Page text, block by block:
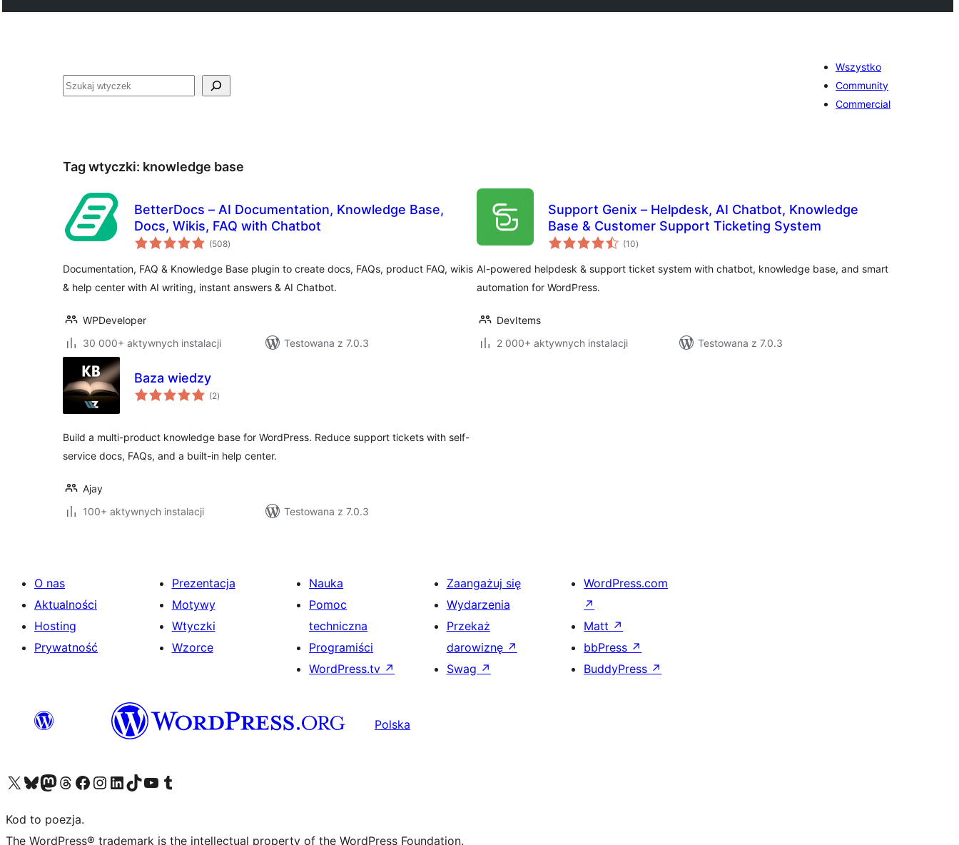
Szukaj
Wszystko
Community
Commercial
Tag wtyczki: knowledge base
BetterDocs – AI Documentation, Knowledge Base,
Docs, Wikis, FAQ with Chatbot
(508wszystkich
ocen
)
Documentation, FAQ & Knowledge Base plugin to create docs, FAQs, product FAQ, wikis
& help center with AI writing, instant answers & AI Chatbot.
WPDeveloper
30 000+ aktywnych instalacji
Testowana z 7.0.3
Support Genix – Helpdesk, AI Chatbot, Knowledge
Base & Customer Support Ticketing System
(10wszystkich
ocen
)
AI-powered helpdesk & support ticket system with chatbot, knowledge base, and smart
automation for WordPress.
DevItems
2 000+ aktywnych instalacji
Testowana z 7.0.3
Baza wiedzy
(2wszystkich
ocen
)
Build a multi-product knowledge base for WordPress. Reduce support tickets with self-
service docs, FAQs, and a built-in help center.
Ajay
100+ aktywnych instalacji
Testowana z 7.0.3
O nas
Aktualności
Hosting
Prywatność
Prezentacja
Motywy
Wtyczki
Wzorce
Nauka
Pomoc
techniczna
Programiści
WordPress.tv ↗
Zaangażuj się
Wydarzenia
Przekaż
darowiznę ↗
Swag ↗
WordPress.com
↗
Matt ↗
bbPress ↗
BuddyPress ↗
Polska
Odwiedź nasze konto X (dawniej Twitter)
Odwiedź nasze konto Bluesky
Odwiedź nasze konto na Mastodoncie
Odwiedź naszego Threadsa
Odwiedź naszego Facebooka
Odwiedź nasze konto na Instagramie
Odwiedź nasze konto na LinkedIn
Odwiedź naszego TikToka
Odwiedź nasz kanał YouTube
Odwiedź naszego Tumblra
Kod to poezja.
The WordPress® trademark is the intellectual property of the WordPress Foundation.